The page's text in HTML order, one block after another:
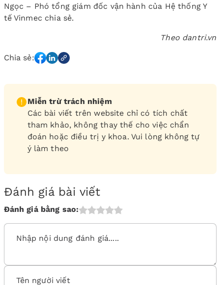
Ngọc – Phó tổng giám đốc vận hành của Hệ thống Y
tế Vinmec chia sẻ.
Theo dantri.vn
Chia sẻ:
Miễn trừ trách nhiệm
Các bài viết trên website chỉ có tích chất
tham khảo, không thay thế cho việc chẩn
đoán hoặc điều trị y khoa. Vui lòng không tự
ý làm theo
Đánh giá bài viết
Đánh giá bằng sao: